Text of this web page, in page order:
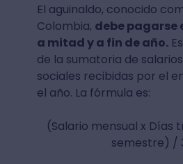
El aguinaldo, conocido
Colombia, debe pagarse
a mitad y a fin de año.
de la sumatoria de
sociales recibidas por el
el año. La fórmula es:
(Salario mensual x Días
semestre) /